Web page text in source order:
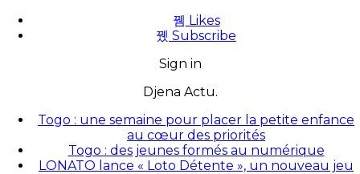
Likes
Subscribe
Sign in
Djena Actu.
Togo : une semaine pour placer la petite enfance
au cœur des priorités
Togo : des jeunes formés au numérique
LONATO lance « Loto Détente », un nouveau jeu